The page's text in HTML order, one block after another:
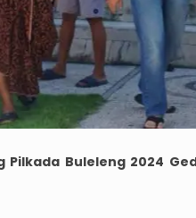
Pilkada Buleleng 2024